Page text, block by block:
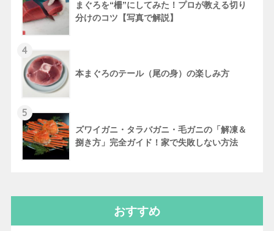
まぐろを“柵”にしてみた！プロが教える切り
分けのコツ【写真で解説】
4
本まぐろのテール（尾の身）の楽しみ方
5
ズワイガニ・タラバガニ・毛ガニの「解凍＆
捌き方」完全ガイド！家で失敗しない方法
おすすめ